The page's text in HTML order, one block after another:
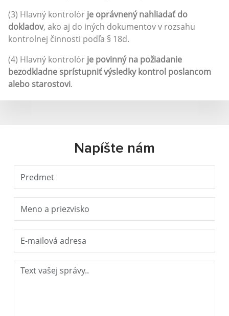
(3) Hlavný kontrolór je oprávnený nahliadať do
dokladov, ako aj do iných dokumentov v rozsahu
kontrolnej činnosti podľa § 18d.
(4) Hlavný kontrolór je povinný na požiadanie
bezodkladne sprístupniť výsledky kontrol poslancom
alebo starostovi.
Napíšte nám